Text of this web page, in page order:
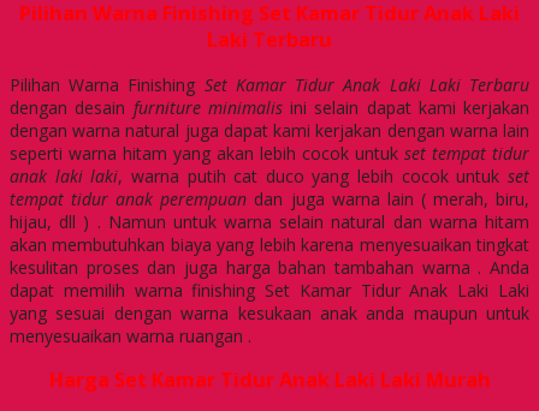
Pilihan Warna Finishing Set Kamar Tidur Anak Laki
Laki Terbaru
Pilihan Warna Finishing Set Kamar Tidur Anak Laki Laki Terbaru
dengan desain furniture minimalisini selain dapat kami kerjakan
dengan warna natural juga dapat kami kerjakan dengan warna lain
seperti warna hitam yang akan lebih cocok untuk set tempat tidur
anak laki laki, warna putih cat duco yang lebih cocok untukset
tempat tidur anak perempuan dan juga warna lain ( merah, biru,
hijau, dll ) . Namun untuk warna selain natural dan warna hitam
akan membutuhkan biaya yang lebih karena menyesuaikan tingkat
kesulitan proses dan juga harga bahan tambahan warna . Anda
dapat memilih warna finishing Set Kamar Tidur Anak Laki Laki
yang sesuai dengan warna kesukaan anak anda maupun untuk
menyesuaikan warna ruangan .
Harga Set Kamar Tidur Anak Laki Laki Murah